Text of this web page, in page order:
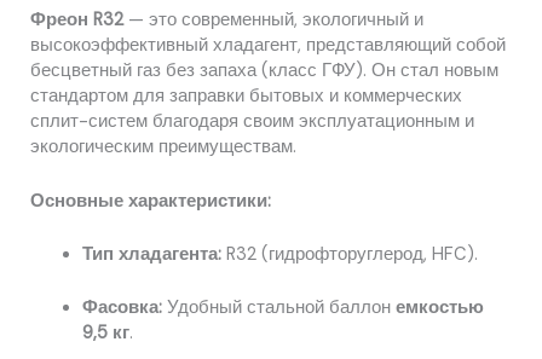
Фреон R32— это современный, экологичный и
высокоэффективный хладагент, представляющий собой
бесцветный газ без запаха (класс ГФУ). Он стал новым
стандартом для заправки бытовых и коммерческих
сплит-систем благодаря своим эксплуатационным и
экологическим преимуществам.
Основные характеристики:
Тип хладагента: R32 (гидрофторуглерод, HFC).
Фасовка: Удобный стальной баллонемкостью
9,5 кг.